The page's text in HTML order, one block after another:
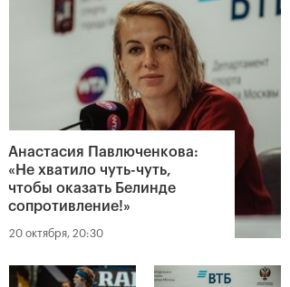
Анастасия Павлюченкова:
«Не хватило чуть-чуть,
чтобы оказать Белинде
сопротивление!»
20 октября, 20:30